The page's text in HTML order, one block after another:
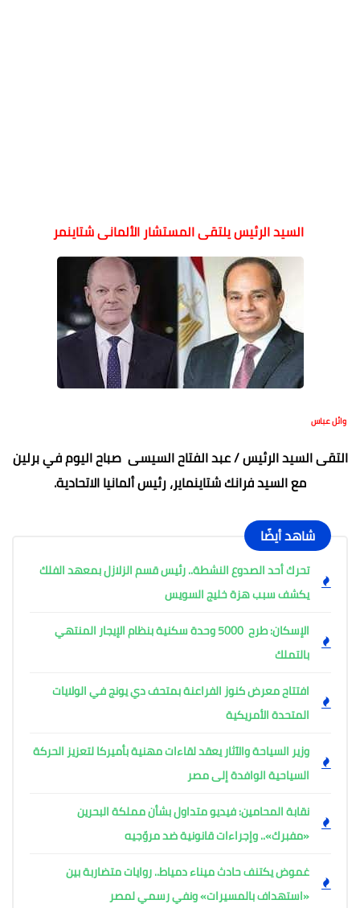
السيد الرئيس يلتقى المستشار الألمانى شتاينمر
وائل عباس
التقى السيد الرئيس / عبد الفتاح السيسى صباح اليوم في برلين
مع السيد فرانك شتاينماير، رئيس ألمانيا الاتحادية.
شاهد أيضًا
تحرك أحد الصدوع النشطة.. رئيس قسم الزلازل بمعهد الفلك
يكشف سبب هزة خليج السويس
الإسكان: طرح 5000 وحدة سكنية بنظام الإيجار المنتهي
بالتملك
افتتاح معرض كنوز الفراعنة بمتحف دي يونج في الولايات
المتحدة الأمريكية
وزير السياحة والآثار يعقد لقاءات مهنية بأميركا لتعزيز الحركة
السياحية الوافدة إلى مصر
نقابة المحامين: فيديو متداول بشأن مملكة البحرين
«مفبرك».. وإجراءات قانونية ضد مروّجيه
غموض يكتنف حادث ميناء دمياط.. روايات متضاربة بين
«استهداف بالمسيرات» ونفي رسمي لمصر